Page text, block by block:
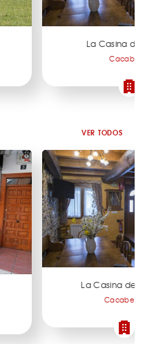
La Casina de
VER TODOS
La Casina de
Cacabelos